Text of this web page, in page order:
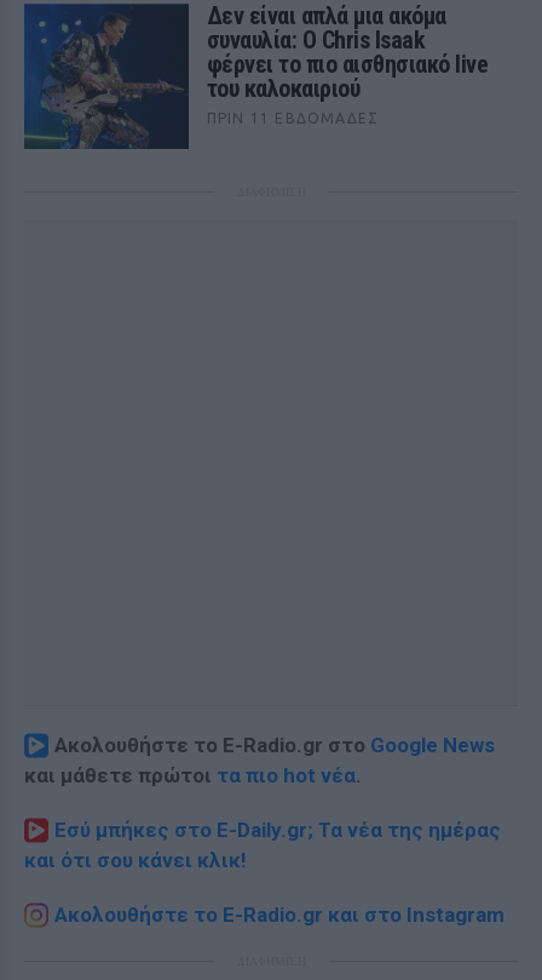
Δεν είναι απλά μια ακόμα
συναυλία: Ο Chris Isaak
φέρνει το πιο αισθησιακό live
του καλοκαιριού
ΠΡΙΝ 11 ΕΒΔΟΜΆΔΕΣ
Ακολουθήστε το E-Radio.gr στο Google News
και μάθετε πρώτοι τα πιο hot νέα.
Εσύ μπήκες στο E-Daily.gr; Τα νέα της ημέρας
και ότι σου κάνει κλικ!
Ακολουθήστε το E-Radio.gr και στο Instagram